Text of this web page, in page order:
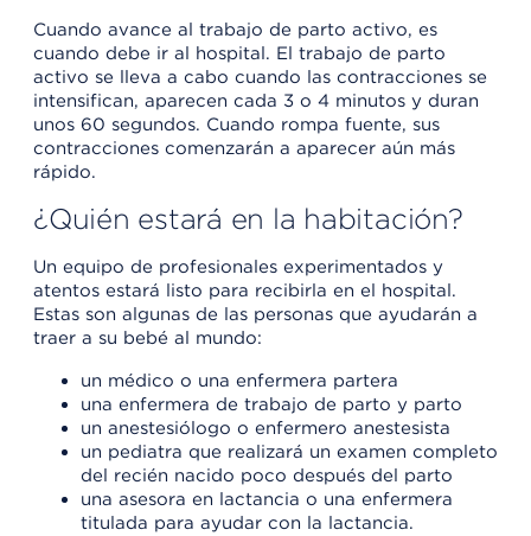
Cuando avance al trabajo de parto activo, es
cuando debe ir al hospital. El trabajo de parto
activo se lleva a cabo cuando las contracciones se
intensifican, aparecen cada 3 o 4 minutos y duran
unos 60 segundos. Cuando rompa fuente, sus
contracciones comenzarán a aparecer aún más
rápido.
¿Quién estará en la habitación?
Un equipo de profesionales experimentados y
atentos estará listo para recibirla en el hospital.
Estas son algunas de las personas que ayudarán a
traer a su bebé al mundo:
un médico o una enfermera partera
una enfermera de trabajo de parto y parto
un anestesiólogo o enfermero anestesista
un pediatra que realizará un examen completo
del recién nacido poco después del parto
una asesora en lactancia o una enfermera
titulada para ayudar con la lactancia.